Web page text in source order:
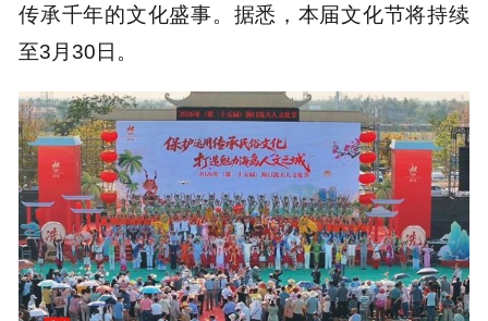
传承千年的文化盛事。据悉，本届文化节将持续
至3月30日。